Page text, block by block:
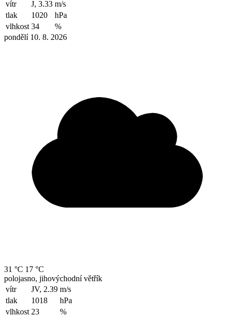
vítr
J, 3.33 m/s
tlak
1020
hPa
vlhkost 34
%
pondělí 10. 8. 2026
31 °C 17 °C
polojasno, jihovýchodní větřík
vítr
JV, 2.39 m/s
tlak
1018
hPa
vlhkost 23 %